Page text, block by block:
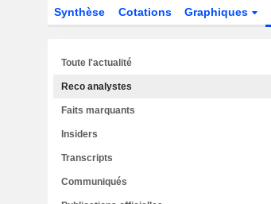
Synthèse Cotations Graphiques
Toute l'actualité
Reco analystes
Faits marquants
Insiders
Transcripts
Communiqués